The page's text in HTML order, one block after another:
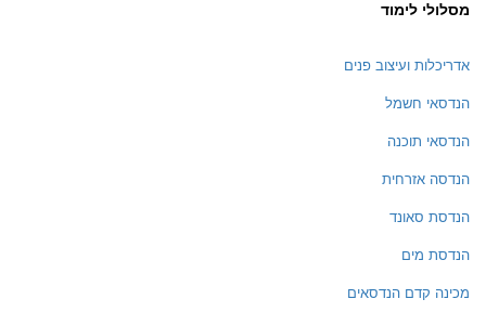
מסלולי לימוד
אדריכלות ועיצוב פנים
הנדסאי חשמל
הנדסאי תוכנה
הנדסה אזרחית
הנדסת סאונד
הנדסת מים
מכינה קדם הנדסאים